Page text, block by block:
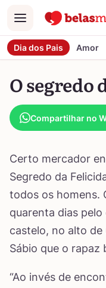
Menu
Dia dos Pais Amor
O segredo
Compartilhar no
Certo mercador
Segredo da
todos os homens.
quarenta dias
castelo, no alto de
Sábio que o rapaz
“Ao invés de